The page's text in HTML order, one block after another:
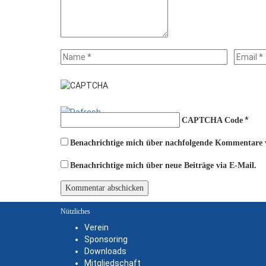
CAPTCHA Code *
Benachrichtige mich über nachfolgende
Benachrichtige mich über neue Beiträge via E-Mail.
Nützliches
Verein
Sponsoring
Downloads
Mitgliedschaft